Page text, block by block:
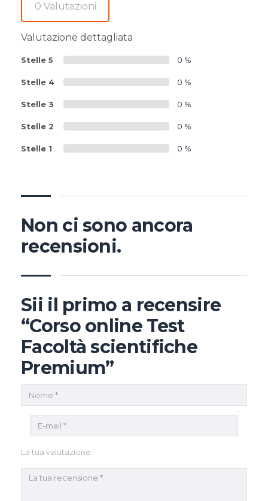
0 Valutazioni
Valutazione dettagliata
Stelle 5 0 %
Stelle 4 0 %
Stelle 3 0 %
Stelle 2 0 %
Stelle 1 0 %
Non ci sono ancora
recensioni.
Sii il primo a recensire
“Corso online Test
Facoltà scientifiche
Premium”
La tua valutazione